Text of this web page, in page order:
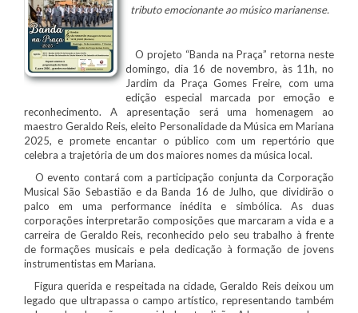
tributo emocionante ao músico marianense.
O projeto “Banda na Praça” retorna neste
domingo, dia 16 de novembro, às 11h, no
Jardim da Praça Gomes Freire, com uma
edição especial marcada por emoção e
reconhecimento. A apresentação será uma homenagem ao
maestro Geraldo Reis, eleito Personalidade da Música em Mariana
2025, e promete encantar o público com um repertório que
celebra a trajetória de um dos maiores nomes da música local.
O evento contará com a participação conjunta da Corporação
Musical São Sebastião e da Banda 16 de Julho, que dividirão o
palco em uma performance inédita e simbólica. As duas
corporações interpretarão composições que marcaram a vida e a
carreira de Geraldo Reis, reconhecido pelo seu trabalho à frente
de formações musicais e pela dedicação à formação de jovens
instrumentistas em Mariana.
Figura querida e respeitada na cidade, Geraldo Reis deixou um
legado que ultrapassa o campo artístico, representando também